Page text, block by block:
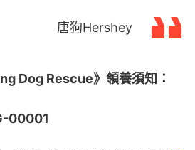
唐狗Hershey
Dog Rescue》領養須知：
00001